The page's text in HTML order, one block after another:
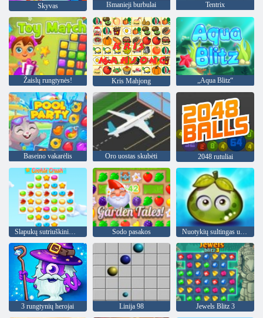
Skyvas Išmanieji burbulai Tentrix
Žaislų rungtynės! Kris Mahjong „Aqua Blitz“
Baseino vakarėlis Oro uostas skubėti 2048 rutuliai
Sodo pasakos
3 rungtynių herojai Linija 98 Jewels Blitz 3